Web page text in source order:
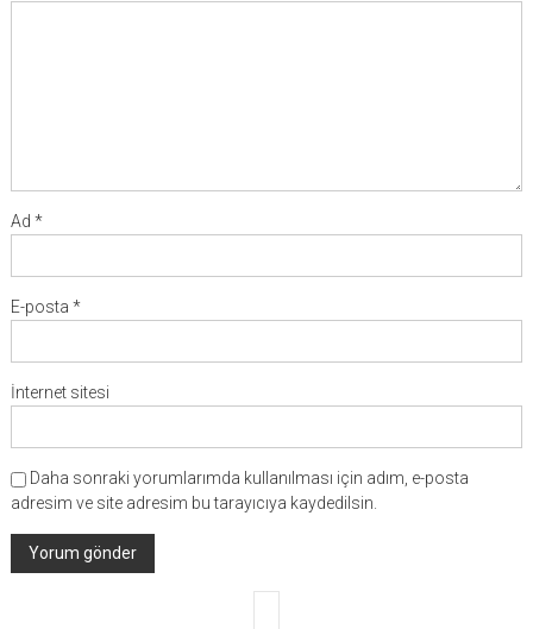
Ad *
E-posta *
İnternet sitesi
Daha sonraki yorumlarımda kullanılması için adım, e-posta
adresim ve site adresim bu tarayıcıya kaydedilsin.